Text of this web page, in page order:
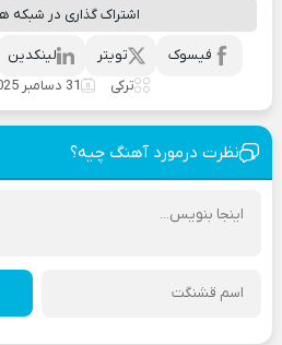
اشتراک گذاری در شبکه
لینکدین تویتر
فیسوک
ترکی
31 دسامبر 2025
نظرت درمورد آهنگ چیه؟